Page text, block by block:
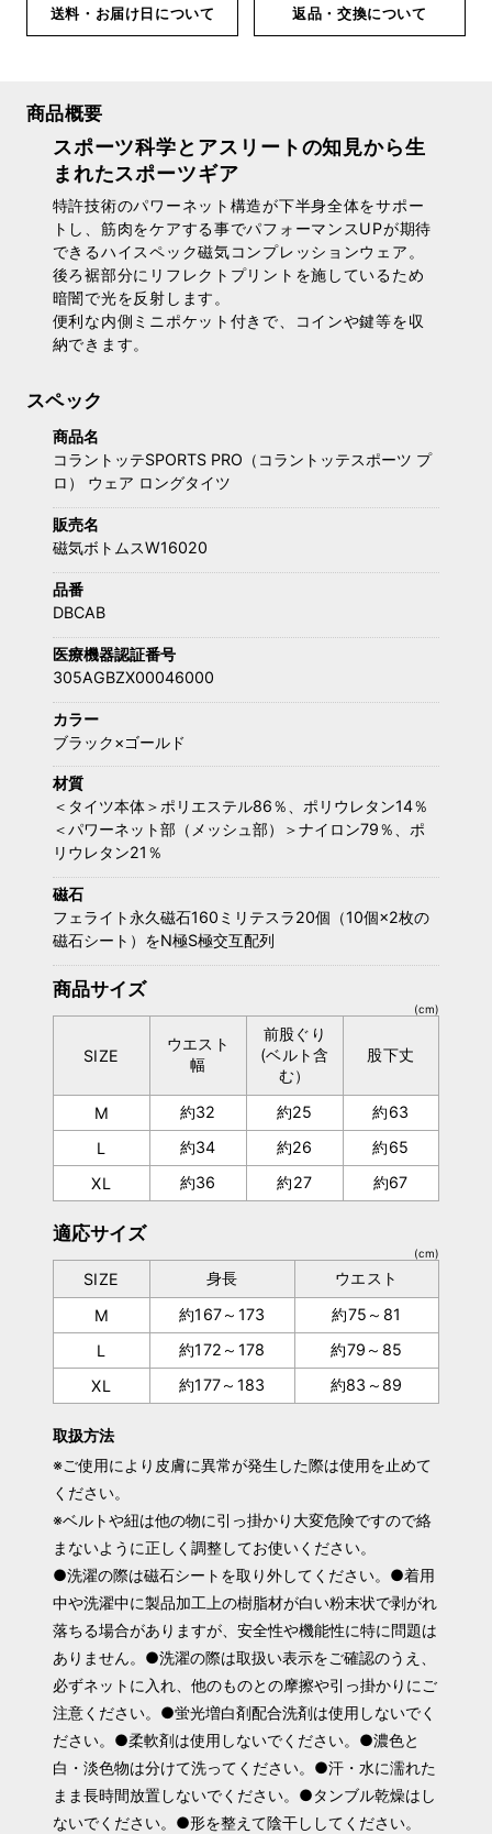
送料・お届け日について 返品・交換について
商品概要
スポーツ科学とアスリートの知見から生
まれたスポーツギア
特許技術のパワーネット構造が下半身全体をサポー
トし、筋肉をケアする事でパフォーマンスUPが期待
できるハイスペック磁気コンプレッションウェア。
後ろ裾部分にリフレクトプリントを施しているため
暗闇で光を反射します。
便利な内側ミニポケット付きで、コインや鍵等を収
納できます。
スペック
商品名
コラントッテSPORTS PRO（コラントッテスポーツ プ
ロ） ウェア ロングタイツ
販売名
磁気ボトムスW16020
品番
DBCAB
医療機器認証番号
305AGBZX00046000
カラー
ブラック×ゴールド
材質
＜タイツ本体＞ポリエステル86％、ポリウレタン14％
＜パワーネット部（メッシュ部）＞ナイロン79％、ポ
リウレタン21％
磁石
フェライト永久磁石160ミリテスラ20個（10個×2枚の
磁石シート）をN極S極交互配列
商品サイズ
(cm)
SIZE
ウエスト
幅
前股ぐり
(ベルト含
む）
股下丈
M 約32 約25
約63
L
約34 約26
約65
XL
約36 約27 約67
適応サイズ
(cm)
SIZE 身長
ウエスト
M
約167～173
約75～81
L
約172～178
約79～85
XL
約177～183 約83～89
取扱方法
※ご使用により皮膚に異常が発生した際は使用を止めて
ください。
※ベルトや紐は他の物に引っ掛かり大変危険ですので絡
まないように正しく調整してお使いください。
●洗濯の際は磁石シートを取り外してください。●着用
中や洗濯中に製品加工上の樹脂材が白い粉末状で剥がれ
落ちる場合がありますが、安全性や機能性に特に問題は
ありません。●洗濯の際は取扱い表示をご確認のうえ、
必ずネットに入れ、他のものとの摩擦や引っ掛かりにご
注意ください。●蛍光増白剤配合洗剤は使用しないでく
ださい。●柔軟剤は使用しないでください。●濃色と
白・淡色物は分けて洗ってください。●汗・水に濡れた
まま長時間放置しないでください。●タンブル乾燥はし
ないでください。●形を整えて陰干ししてください。